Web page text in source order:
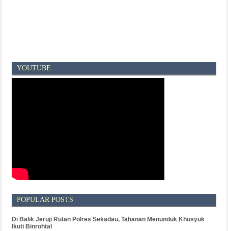
YOUTUBE
POPULAR POSTS
Di Balik Jeruji Rutan Polres Sekadau, Tahanan Menunduk Khusyuk
Ikuti Binrohtal